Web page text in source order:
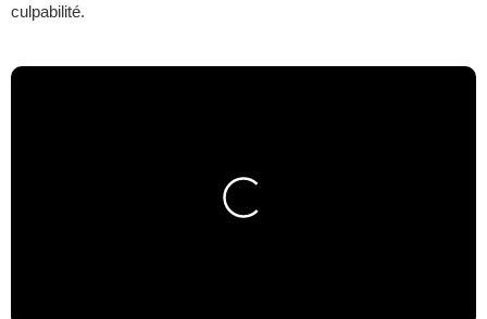
culpabilité.